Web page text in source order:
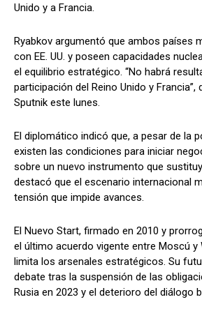
Unido y a Francia.
Ryabkov argumentó que ambos países
con EE. UU. y poseen capacidades
el equilibrio estratégico. “No habrá
participación del Reino Unido y Francia”,
Sputnik este lunes.
El diplomático indicó que, a pesar de la
existen las condiciones para iniciar
sobre un nuevo instrumento que
destacó que el escenario internacional
tensión que impide avances.
El Nuevo Start, firmado en 2010 y
el último acuerdo vigente entre Moscú y
limita los arsenales estratégicos. Su
debate tras la suspensión de las
Rusia en 2023 y el deterioro del diálogo